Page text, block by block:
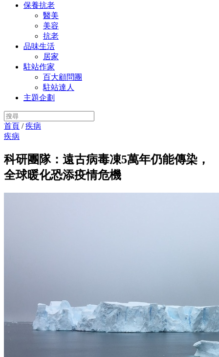
保養抗老
醫美
美容
抗老
品味生活
居家
駐站作家
百大顧問團
駐站達人
主題企劃
首頁 /疾病
疾病
科研團隊：遠古病毒凍5萬年仍能傳染，
全球暖化恐添疫情危機